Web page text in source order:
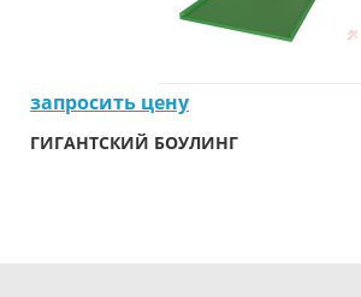
запросить цену
ГИГАНТСКИЙ БОУЛИНГ